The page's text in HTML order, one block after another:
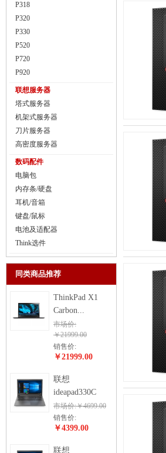
P318
P320
P330
P520
P720
P920
联想服务器
塔式服务器
机架式服务器
刀片服务器
高密度服务器
数码配件
电脑包
内存条/硬盘
耳机/音箱
键盘/鼠标
电池及适配器
Think选件
同类商品推荐
ThinkPad X1
Carbon...
市场价:
￥21999.00
销售价:
￥21999.00
联想
ideapad330C
市场价:￥4699.00
销售价:
￥4399.00
联想